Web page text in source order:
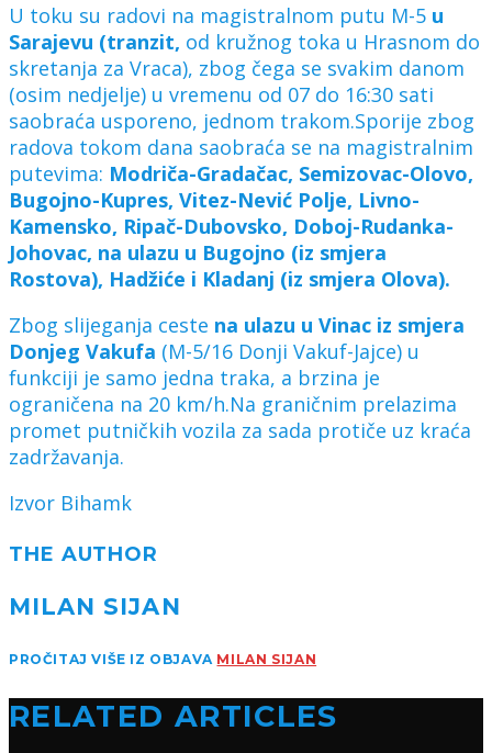
U toku su radovi na magistralnom putu M-5 u
Sarajevu (tranzit, od kružnog toka u Hrasnom do
skretanja za Vraca), zbog čega se svakim danom
(osim nedjelje) u vremenu od 07 do 16:30 sati
saobraća usporeno, jednom trakom.Sporije zbog
radova tokom dana saobraća se na magistralnim
putevima: Modriča-Gradačac, Semizovac-Olovo,
Bugojno-Kupres, Vitez-Nević Polje, Livno-
Kamensko, Ripač-Dubovsko, Doboj-Rudanka-
Johovac, na ulazu u Bugojno (iz smjera
Rostova), Hadžiće i Kladanj (iz smjera Olova).
Zbog slijeganja ceste na ulazu u Vinac iz smjera
Donjeg Vakufa (M-5/16 Donji Vakuf-Jajce) u
funkciji je samo jedna traka, a brzina je
ograničena na 20 km/h.Na graničnim prelazima
promet putničkih vozila za sada protiče uz kraća
zadržavanja.
Izvor Bihamk
THE AUTHOR
MILAN SIJAN
PROČITAJ VIŠE IZ OBJAVA MILAN SIJAN
RELATED ARTICLES